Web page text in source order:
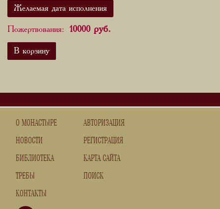
Желаемая дата исполнения
Пожертвования: 10000 руб.
В корзину
О МОНАСТЫРЕ
НОВОСТИ
БИБЛИОТЕКА
ТРЕБЫ
КОНТАКТЫ
АВТОРИЗАЦИЯ
РЕГИСТРАЦИЯ
КАРТА САЙТА
ПОИСК